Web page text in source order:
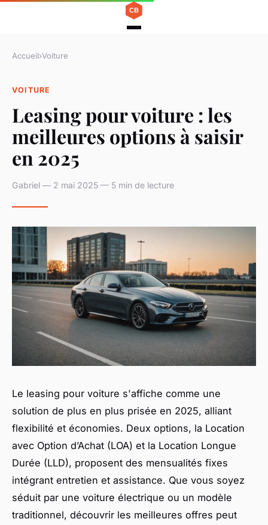
Accueil›Voiture
VOITURE
Leasing pour voiture : les
meilleures options à saisir
en 2025
Gabriel — 2 mai 2025 — 5 min de lecture
Le leasing pour voiture s'affiche comme une
solution de plus en plus prisée en 2025, alliant
flexibilité et économies. Deux options, la Location
avec Option d’Achat (LOA) et la Location Longue
Durée (LLD), proposent des mensualités fixes
intégrant entretien et assistance. Que vous soyez
séduit par une voiture électrique ou un modèle
traditionnel, découvrir les meilleures offres peut